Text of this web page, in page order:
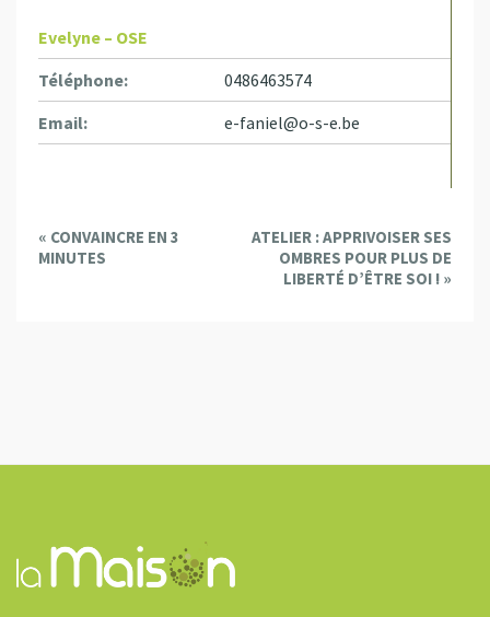
Evelyne – OSE
Téléphone:
0486463574
Email:
e-faniel@o-s-e.be
E
v
i
i
o
« CONVAINCRE EN 3
MINUTES
ATELIER : APPRIVOISER SES
OMBRES POUR PLUS DE
LIBERTÉ D’ÊTRE SOI ! »